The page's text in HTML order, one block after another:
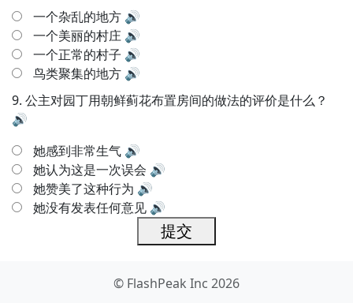
一个杂乱的地方 🔊
一个美丽的村庄 🔊
一个正常的村子 🔊
鸟类聚集的地方 🔊
9. 公主对园丁用朝鲜蓟花布置房间的做法的评价是什么？
🔊
她感到非常生气 🔊
她认为这是一次误会 🔊
她赞美了这种行为 🔊
她没有发表任何意见 🔊
提交
© FlashPeak Inc 2026